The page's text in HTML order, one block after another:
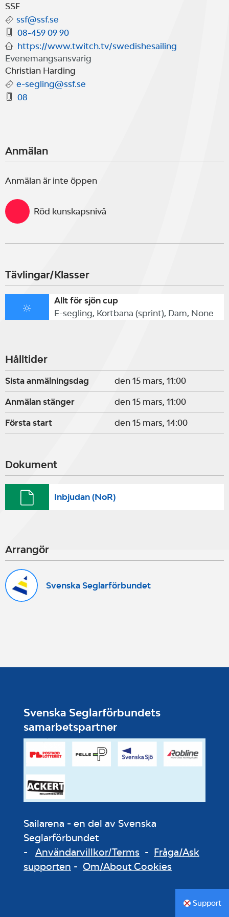
Mer info hittar ni på
https://discord.com/channels/
SSF
ssf@ssf.se
08-459 09 90
https://www.twitch.tv/swedishesailing
Evenemangsansvarig
Christian Harding
e-segling@ssf.se
08
Anmälan
Anmälan är inte öppen
Röd kunskapsnivå
Tävlingar/Klasser
Allt för sjön cup
E-segling, Kortbana (sprint), Dam, None
Hålltider
Sista anmälningsdag den 15 mars, 11:00
Anmälan stänger den 15 mars, 11:00
Första start den 15 mars, 14:00
Dokument
Inbjudan (NoR)
Arrangör
Svenska Seglarförbundet
Svenska Seglarförbundets
samarbetspartner
Sailarena - en del av Svenska
Seglarförbundet
- Användarvillkor/Terms - Fråga/Ask
supporten - Om/About Cookies
Support